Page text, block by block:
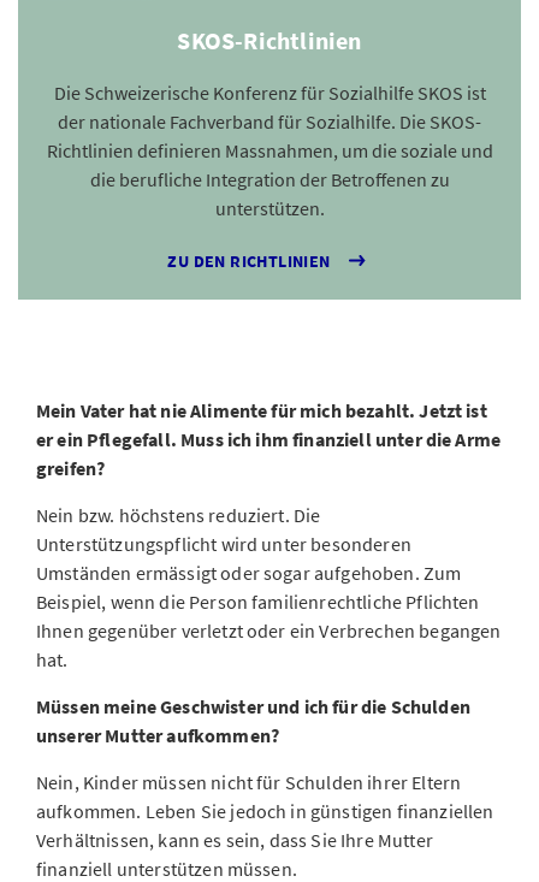
SKOS-Richtlinien
Die Schweizerische Konferenz für Sozialhilfe SKOS ist
der nationale Fachverband für Sozialhilfe. Die SKOS-
Richtlinien definieren Massnahmen, um die soziale und
die berufliche Integration der Betroffenen zu
unterstützen.
ZU DEN RICHTLINIEN
Mein Vater hat nie Alimente für mich bezahlt. Jetzt ist
er ein Pflegefall. Muss ich ihm finanziell unter die Arme
greifen?
Nein bzw. höchstens reduziert. Die
Unterstützungspflicht wird unter besonderen
Umständen ermässigt oder sogar aufgehoben. Zum
Beispiel, wenn die Person familienrechtliche Pflichten
Ihnen gegenüber verletzt oder ein Verbrechen begangen
hat.
Müssen meine Geschwister und ich für die Schulden
unserer Mutter aufkommen?
Nein, Kinder müssen nicht für Schulden ihrer Eltern
aufkommen. Leben Sie jedoch in günstigen finanziellen
Verhältnissen, kann es sein, dass Sie Ihre Mutter
finanziell unterstützen müssen.